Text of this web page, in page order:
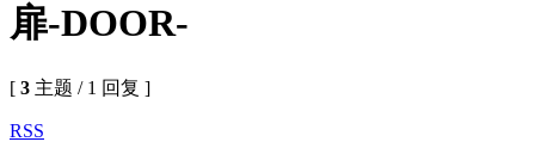
扉-DOOR-
[ 3 主题 / 1 回复 ]
RSS